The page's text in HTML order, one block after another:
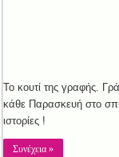
Το κουτί της γραφής.
κάθε Παρασκευή στο
ιστορίες !
Συνέχεια »